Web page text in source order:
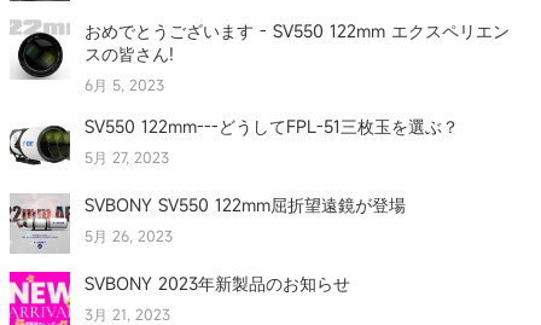
おめでとうございます - SV550 122mm エクスペリエン
スの皆さん!
6月 5, 2023
SV550 122mm---どうしてFPL-51三枚玉を選ぶ？
5月 27, 2023
SVBONY SV550 122mm屈折望遠鏡が登場
5月 26, 2023
SVBONY 2023年新製品のお知らせ
3月 21, 2023